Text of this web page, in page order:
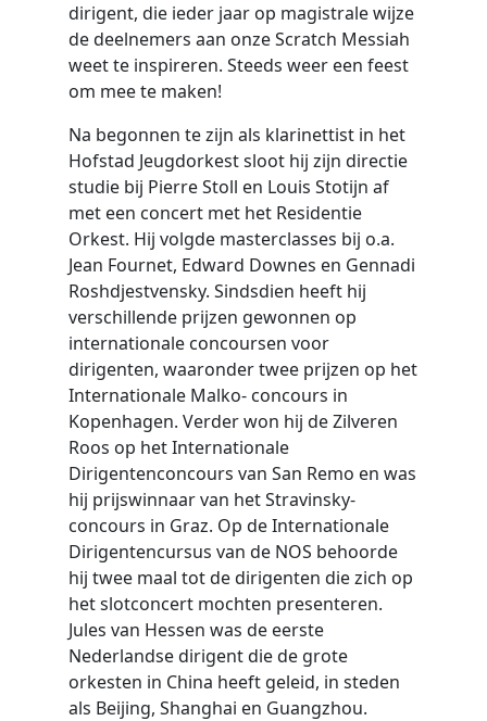
dirigent, die ieder jaar op magistrale wijze
de deelnemers aan onze Scratch Messiah
weet te inspireren. Steeds weer een feest
om mee te maken!
Na begonnen te zijn als klarinettist in het
Hofstad Jeugdorkest sloot hij zijn directie
studie bij Pierre Stoll en Louis Stotijn af
met een concert met het Residentie
Orkest. Hij volgde masterclasses bij o.a.
Jean Fournet, Edward Downes en Gennadi
Roshdjestvensky. Sindsdien heeft hij
verschillende prijzen gewonnen op
internationale concoursen voor
dirigenten, waaronder twee prijzen op het
Internationale Malko- concours in
Kopenhagen. Verder won hij de Zilveren
Roos op het Internationale
Dirigentenconcours van San Remo en was
hij prijswinnaar van het Stravinsky-
concours in Graz. Op de Internationale
Dirigentencursus van de NOS behoorde
hij twee maal tot de dirigenten die zich op
het slotconcert mochten presenteren.
Jules van Hessen was de eerste
Nederlandse dirigent die de grote
orkesten in China heeft geleid, in steden
als Beijing, Shanghai en Guangzhou.